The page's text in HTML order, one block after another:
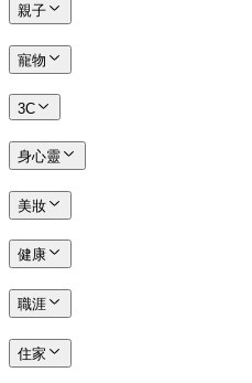
親子
寵物
3C
身心靈
美妝
健康
職涯
住家